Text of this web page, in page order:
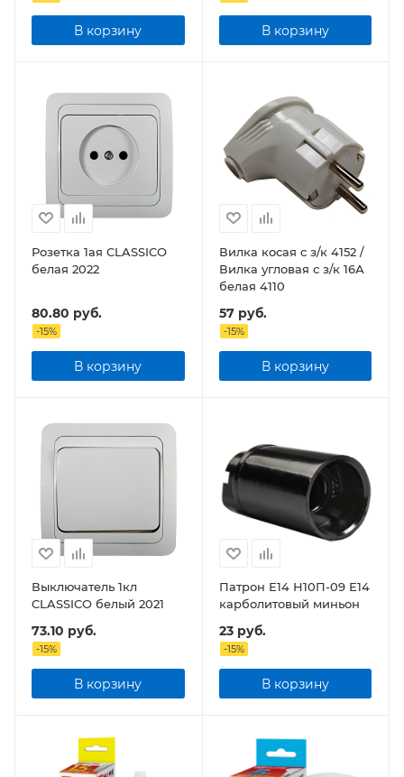
В корзину В корзину
Розетка 1ая CLASSICO
белая 2022
80.80 руб.
-15%
В корзину
Вилка косая с з/к 4152 /
Вилка угловая с з/к 16А
белая 4110
57руб.
-15%
В корзину
Выключатель 1кл
CLASSICO белый 2021
73.10 руб.
-15%
В корзину
Патрон Е14 Н10П-09 Е14
карболитовый миньон
23руб.
-15%
В корзину